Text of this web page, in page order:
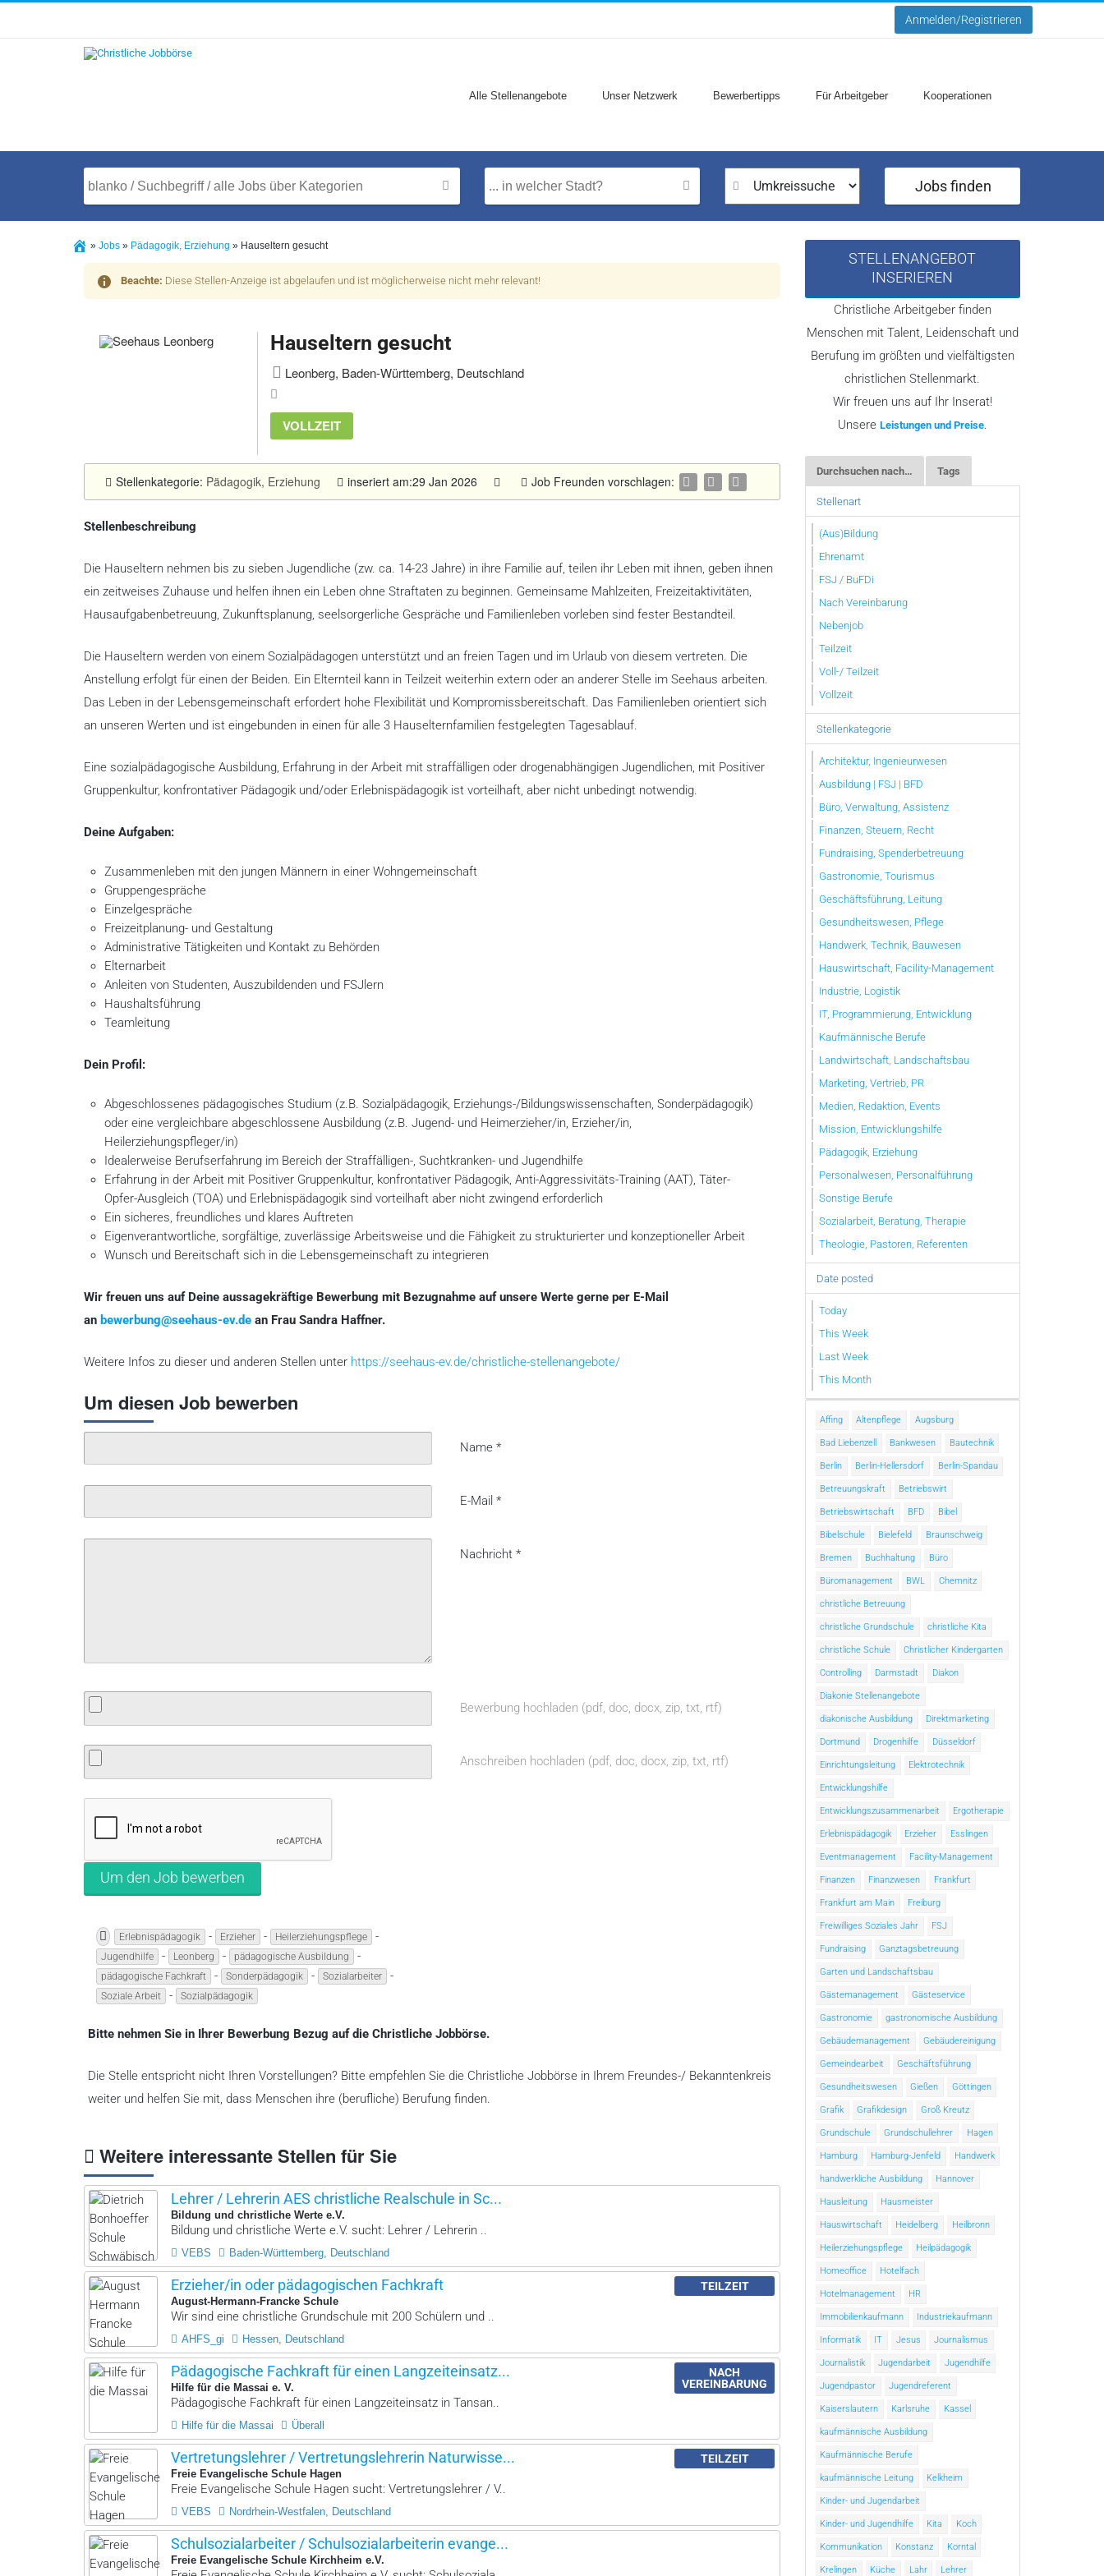
Anmelden/Registrieren
Alle Stellenangebote Unser Netzwerk Bewerbertipps Für Arbeitgeber Kooperationen
Jobs finden
» Jobs » Pädagogik, Erziehung » Hauseltern gesucht
Beachte: Diese Stellen-Anzeige ist abgelaufen und ist möglicherweise nicht mehr relevant!
Hauseltern gesucht
Leonberg, Baden-Württemberg, Deutschland
VOLLZEIT
Stellenkategorie: Pädagogik, Erziehung inseriert am:29 Jan 2026 Job Freunden vorschlagen:
Stellenbeschreibung
Die Hauseltern nehmen bis zu sieben Jugendliche (zw. ca. 14-23 Jahre) in ihre Familie auf, teilen ihr Leben mit ihnen, geben ihnen
ein zeitweises Zuhause und helfen ihnen ein Leben ohne Straftaten zu beginnen. Gemeinsame Mahlzeiten, Freizeitaktivitäten,
Hausaufgabenbetreuung, Zukunftsplanung, seelsorgerliche Gespräche und Familienleben vorleben sind fester Bestandteil.
Die Hauseltern werden von einem Sozialpädagogen unterstützt und an freien Tagen und im Urlaub von diesem vertreten. Die
Anstellung erfolgt für einen der Beiden. Ein Elternteil kann in Teilzeit weiterhin extern oder an anderer Stelle im Seehaus arbeiten.
Das Leben in der Lebensgemeinschaft erfordert hohe Flexibilität und Kompromissbereitschaft. Das Familienleben orientiert sich
an unseren Werten und ist eingebunden in einen für alle 3 Hauselternfamilien festgelegten Tagesablauf.
Eine sozialpädagogische Ausbildung, Erfahrung in der Arbeit mit straffälligen oder drogenabhängigen Jugendlichen, mit Positiver
Gruppenkultur, konfrontativer Pädagogik und/oder Erlebnispädagogik ist vorteilhaft, aber nicht unbedingt notwendig.
Deine Aufgaben:
Zusammenleben mit den jungen Männern in einer Wohngemeinschaft
Gruppengespräche
Einzelgespräche
Freizeitplanung- und Gestaltung
Administrative Tätigkeiten und Kontakt zu Behörden
Elternarbeit
Anleiten von Studenten, Auszubildenden und FSJlern
Haushaltsführung
Teamleitung
Dein Profil:
Abgeschlossenes pädagogisches Studium (z.B. Sozialpädagogik, Erziehungs-/Bildungswissenschaften, Sonderpädagogik)
oder eine vergleichbare abgeschlossene Ausbildung (z.B. Jugend- und Heimerzieher/in, Erzieher/in,
Heilerziehungspfleger/in)
Idealerweise Berufserfahrung im Bereich der Straffälligen-, Suchtkranken- und Jugendhilfe
Erfahrung in der Arbeit mit Positiver Gruppenkultur, konfrontativer Pädagogik, Anti-Aggressivitäts-Training (AAT), Täter-
Opfer-Ausgleich (TOA) und Erlebnispädagogik sind vorteilhaft aber nicht zwingend erforderlich
Ein sicheres, freundliches und klares Auftreten
Eigenverantwortliche, sorgfältige, zuverlässige Arbeitsweise und die Fähigkeit zu strukturierter und konzeptioneller Arbeit
Wunsch und Bereitschaft sich in die Lebensgemeinschaft zu integrieren
Wir freuen uns auf Deine aussagekräftige Bewerbung mit Bezugnahme auf unsere Werte gerne per E-Mail
an bewerbung@seehaus-ev.de an Frau Sandra Haffner.
Weitere Infos zu dieser und anderen Stellen unter https://seehaus-ev.de/christliche-stellenangebote/
Um diesen Job bewerben
Name *
E-Mail *
Nachricht *
Bewerbung hochladen (pdf, doc, docx, zip, txt, rtf)
Anschreiben hochladen (pdf, doc, docx, zip, txt, rtf)
Erlebnispädagogik - Erzieher - Heilerziehungspflege -
Jugendhilfe - Leonberg - pädagogische Ausbildung -
pädagogische Fachkraft - Sonderpädagogik - Sozialarbeiter -
Soziale Arbeit - Sozialpädagogik
Bitte nehmen Sie in Ihrer Bewerbung Bezug auf die Christliche Jobbörse.
Die Stelle entspricht nicht Ihren Vorstellungen? Bitte empfehlen Sie die Christliche Jobbörse in Ihrem Freundes-/ Bekanntenkreis
weiter und helfen Sie mit, dass Menschen ihre (berufliche) Berufung finden.
Weitere interessante Stellen für Sie
Lehrer / Lehrerin AES christliche Realschule in Sc...
Bildung und christliche Werte e.V.
Bildung und christliche Werte e.V. sucht: Lehrer / Lehrerin ..
VEBS Baden-Württemberg, Deutschland
Erzieher/in oder pädagogischen Fachkraft
August-Hermann-Francke Schule
TEILZEIT
Wir sind eine christliche Grundschule mit 200 Schülern und ..
AHFS_gi Hessen, Deutschland
Pädagogische Fachkraft für einen Langzeiteinsatz...
Hilfe für die Massai e. V.
NACH
VEREINBARUNG
Pädagogische Fachkraft für einen Langzeiteinsatz in Tansan..
Hilfe für die Massai Überall
Vertretungslehrer / Vertretungslehrerin Naturwisse...
Freie Evangelische Schule Hagen
TEILZEIT
Freie Evangelische Schule Hagen sucht: Vertretungslehrer / V..
VEBS Nordrhein-Westfalen, Deutschland
Schulsozialarbeiter / Schulsozialarbeiterin evange...
Freie Evangelische Schule Kirchheim e.V.
STELLENANGEBOT
INSERIEREN
Christliche Arbeitgeber finden
Menschen mit Talent, Leidenschaft und
Berufung im größten und vielfältigsten
christlichen Stellenmarkt.
Wir freuen uns auf Ihr Inserat!
Unsere Leistungen und Preise.
Durchsuchen nach… Tags
Stellenart
(Aus)Bildung
Ehrenamt
FSJ / BuFDi
Nach Vereinbarung
Nebenjob
Teilzeit
Voll-/ Teilzeit
Vollzeit
Stellenkategorie
Architektur, Ingenieurwesen
Ausbildung | FSJ | BFD
Büro, Verwaltung, Assistenz
Finanzen, Steuern, Recht
Fundraising, Spenderbetreuung
Gastronomie, Tourismus
Geschäftsführung, Leitung
Gesundheitswesen, Pflege
Handwerk, Technik, Bauwesen
Hauswirtschaft, Facility-Management
Industrie, Logistik
IT, Programmierung, Entwicklung
Kaufmännische Berufe
Landwirtschaft, Landschaftsbau
Marketing, Vertrieb, PR
Medien, Redaktion, Events
Mission, Entwicklungshilfe
Pädagogik, Erziehung
Personalwesen, Personalführung
Sonstige Berufe
Sozialarbeit, Beratung, Therapie
Theologie, Pastoren, Referenten
Date posted
Today
This Week
Last Week
This Month
Affing Altenpflege Augsburg
Bad Liebenzell Bankwesen Bautechnik
Berlin Berlin-Hellersdorf Berlin-Spandau
Betreuungskraft Betriebswirt
Betriebswirtschaft BFD Bibel
Bibelschule Bielefeld Braunschweig
Bremen Buchhaltung Büro
Büromanagement BWL Chemnitz
christliche Betreuung
christliche Grundschule christliche Kita
christliche Schule Christlicher Kindergarten
Controlling Darmstadt Diakon
Diakonie Stellenangebote
diakonische Ausbildung Direktmarketing
Dortmund Drogenhilfe Düsseldorf
Einrichtungsleitung Elektrotechnik
Entwicklungshilfe
Entwicklungszusammenarbeit Ergotherapie
Erlebnispädagogik Erzieher Esslingen
Eventmanagement Facility-Management
Finanzen Finanzwesen Frankfurt
Frankfurt am Main Freiburg
Freiwilliges Soziales Jahr FSJ
Fundraising Ganztagsbetreuung
Garten und Landschaftsbau
Gästemanagement Gästeservice
Gastronomie gastronomische Ausbildung
Gebäudemanagement Gebäudereinigung
Gemeindearbeit Geschäftsführung
Gesundheitswesen Gießen Göttingen
Grafik Grafikdesign Groß Kreutz
Grundschule Grundschullehrer Hagen
Hamburg Hamburg-Jenfeld Handwerk
handwerkliche Ausbildung Hannover
Hausleitung Hausmeister
Hauswirtschaft Heidelberg Heilbronn
Heilerziehungspflege Heilpädagogik
Homeoffice Hotelfach
Hotelmanagement HR
Immobilienkaufmann Industriekaufmann
Informatik IT Jesus Journalismus
Journalistik Jugendarbeit Jugendhilfe
Jugendpastor Jugendreferent
Kaiserslautern Karlsruhe Kassel
kaufmännische Ausbildung
Kaufmännische Berufe
kaufmännische Leitung Kelkheim
Kinder- und Jugendarbeit
Kinder- und Jugendhilfe Kita Koch
Kommunikation Konstanz Korntal
Krelingen Küche Lahr Lehrer